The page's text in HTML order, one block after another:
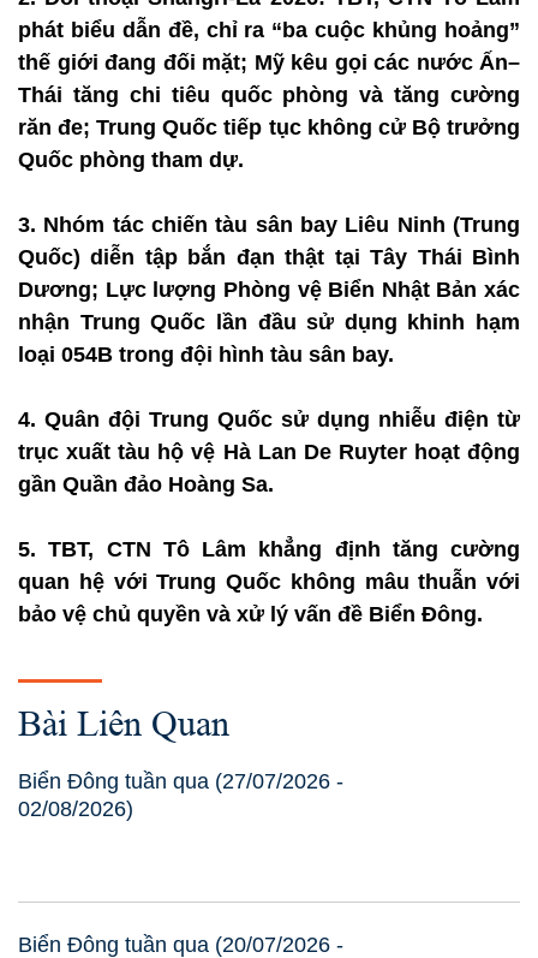
phát biểu dẫn đề, chỉ ra “ba cuộc khủng hoảng”
thế giới đang đối mặt; Mỹ kêu gọi các nước Ấn–
Thái tăng chi tiêu quốc phòng và tăng cường
răn đe; Trung Quốc tiếp tục không cử Bộ trưởng
Quốc phòng tham dự.
3. Nhóm tác chiến tàu sân bay Liêu Ninh (Trung
Quốc) diễn tập bắn đạn thật tại Tây Thái Bình
Dương; Lực lượng Phòng vệ Biển Nhật Bản xác
nhận Trung Quốc lần đầu sử dụng khinh hạm
loại 054B trong đội hình tàu sân bay.
4. Quân đội Trung Quốc sử dụng nhiễu điện từ
trục xuất tàu hộ vệ Hà Lan De Ruyter hoạt động
gần Quần đảo Hoàng Sa.
5. TBT, CTN Tô Lâm khẳng định tăng cường
quan hệ với Trung Quốc không mâu thuẫn với
bảo vệ chủ quyền và xử lý vấn đề Biển Đông.
Bài Liên Quan
Biển Đông tuần qua (27/07/2026 -
02/08/2026)
Biển Đông tuần qua (20/07/2026 -